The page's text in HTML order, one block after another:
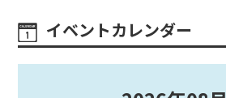
イベントカレンダー